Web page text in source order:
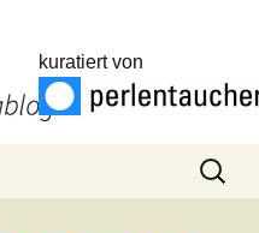
kuratiert von
Suchen
nach: